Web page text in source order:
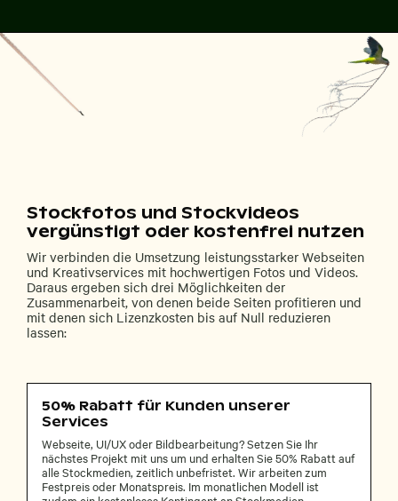
Stockfotos und Stockvideos
vergünstigt oder kostenfrei nutzen
Wir verbinden die Umsetzung leistungsstarker Webseiten
und Kreativservices mit hochwertigen Fotos und Videos.
Daraus ergeben sich drei Möglichkeiten der
Zusammenarbeit, von denen beide Seiten profitieren und
mit denen sich Lizenzkosten bis auf Null reduzieren
lassen:
50% Rabatt für Kunden unserer
Services
Webseite, UI/UX oder Bildbearbeitung? Setzen Sie Ihr
nächstes Projekt mit uns um und erhalten Sie 50% Rabatt auf
alle Stockmedien, zeitlich unbefristet. Wir arbeiten zum
Festpreis oder Monatspreis. Im monatlichen Modell ist